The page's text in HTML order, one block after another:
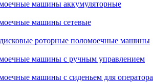
машины аккумуляторные
машины сетевые
роторные поломоечные машины
машины с ручным управлением
машины с сиденьем для оператора